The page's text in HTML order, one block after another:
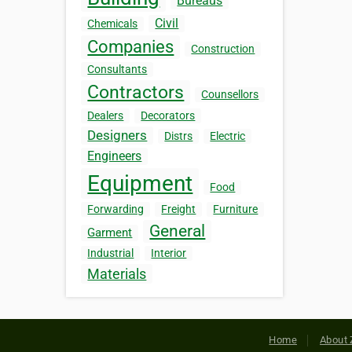
Chemicals Civil
Companies
Construction
Consultants
Contractors
Counsellors
Dealers
Decorators
Designers Distrs Electric
Engineers
Equipment
Food
Forwarding
Freight Furniture
Garment General
Industrial Interior
Materials
Home About